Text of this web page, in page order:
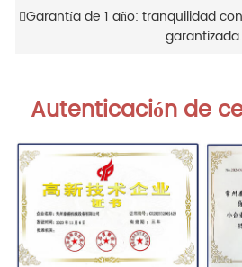
Garantía de 1 año: tranquilidad
garantizada.
Autenticación de